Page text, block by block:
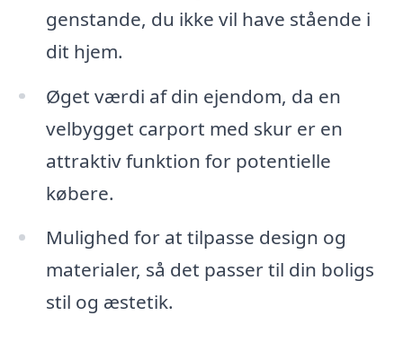
genstande, du ikke vil have stående i
dit hjem.
Øget værdi af din ejendom, da en
velbygget carport med skur er en
attraktiv funktion for potentielle
købere.
Mulighed for at tilpasse design og
materialer, så det passer til din boligs
stil og æstetik.